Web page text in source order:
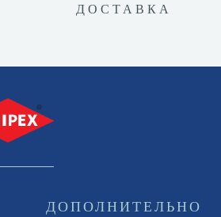
ДОСТАВКА
ДОПОЛНИТЕЛЬНО